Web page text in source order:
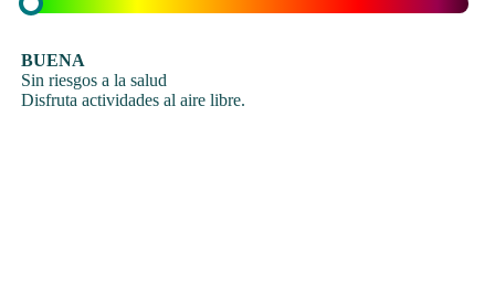
BUENA
Sin riesgos a la salud
Disfruta actividades al aire libre.